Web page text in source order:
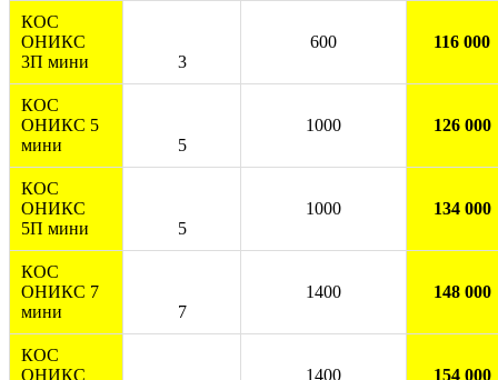
КОС
ОНИКС
3П мини
3
600 116 000
КОС
ОНИКС 5
мини
5
1000 126 000
КОС
ОНИКС
5П мини
5
1000 134 000
КОС
ОНИКС 7
мини
7
1400 148 000
КОС
ОНИКС
1400 154 000